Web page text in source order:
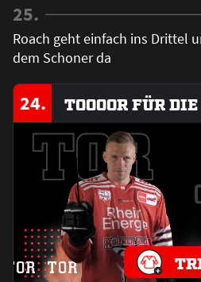
25.
Roach geht einfach ins Drittel
dem Schoner da
24. TOOOOR FÜR